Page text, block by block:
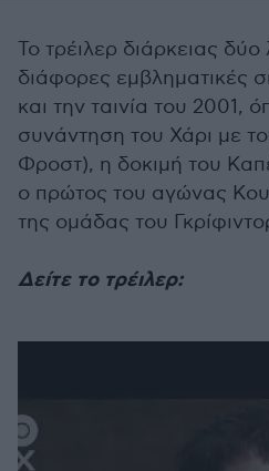
Το τρέιλερ διάρκειας
διάφορες εμβληματικές
και την ταινία του 2001,
συνάντηση του Χάρι με
Φροστ), η δοκιμή του
ο πρώτος του αγώνας
της ομάδας του
Δείτε το τρέιλερ: